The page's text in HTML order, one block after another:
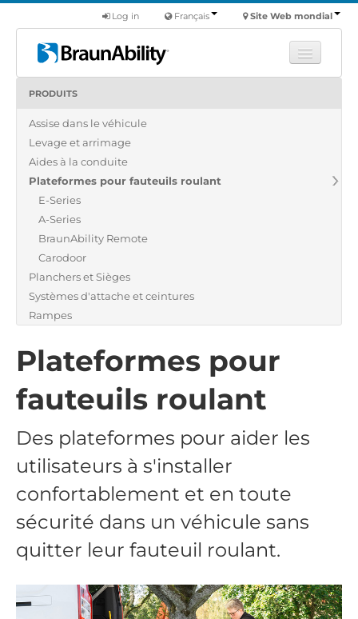
Site Web mondial
Français
Log in
Produits
Véhicules utilitaires
Nous
Trouver un revendeur
PRODUITS
Assise dans le véhicule
Levage et arrimage
Aides à la conduite
Plateformes pour fauteuils roulant
E-Series
A-Series
BraunAbility Remote
Carodoor
Planchers et Sièges
Systèmes d'attache et ceintures
Rampes
Plateformes pour
fauteuils roulant
Des plateformes pour aider les
utilisateurs à s'installer
confortablement et en toute
sécurité dans un véhicule sans
quitter leur fauteuil roulant.